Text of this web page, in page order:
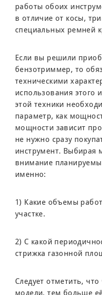
работы обоих
в отличие от косы,
специальных ремней
Если вы решили
бензотриммер, то
техническими
использования этого
этой техники
параметр, как
мощности зависит
не нужно сразу
инструмент. Выбирая
внимание
именно:
1) Какие объемы
участке.
2) С какой
стрижка газонной
Следует отметить,
модели, тем больше